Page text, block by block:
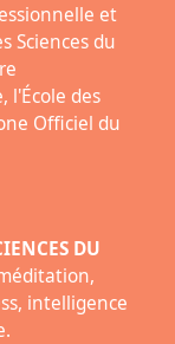
et
Sciences du
l'École des
Officiel du
DU
intelligence